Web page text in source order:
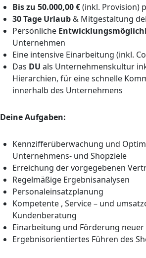
Bis zu 50.000,00 €(inkl. Provision)
30 Tage Urlaub& Mitgestaltung
Persönliche
Unternehmen
Eine intensive Einarbeitung (inkl.
Das DU als Unternehmenskultur
Hierarchien, für eine schnelle
innerhalb des Unternehmens
Deine Aufgaben:
Kennzifferüberwachung und
Unternehmens- und Shopziele
Erreichung der vorgegebenen
Regelmäßige Ergebnisanalysen
Personaleinsatzplanung
Kompetente , Service – und
Kundenberatung
Einarbeitung und Förderung
Ergebnisorientiertes Führen des